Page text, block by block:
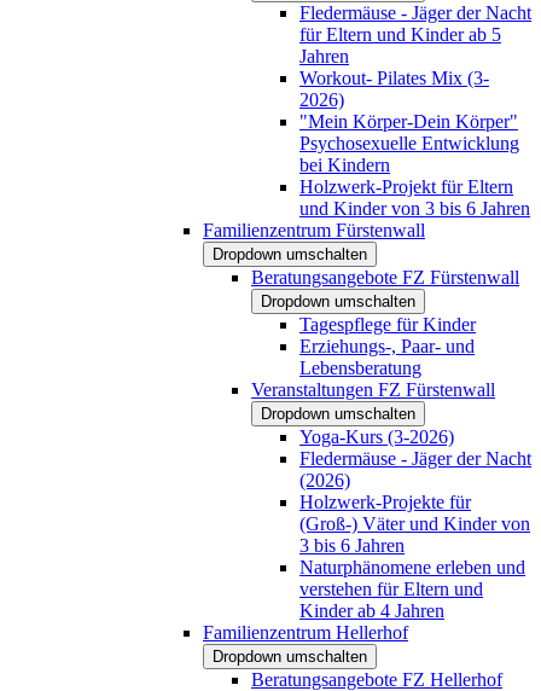
Fledermäuse - Jäger der Nacht
für Eltern und Kinder ab 5
Jahren
Workout- Pilates Mix (3-
2026)
"Mein Körper-Dein Körper"
Psychosexuelle Entwicklung
bei Kindern
Holzwerk-Projekt für Eltern
und Kinder von 3 bis 6 Jahren
Familienzentrum Fürstenwall
Dropdown umschalten
Beratungsangebote FZ Fürstenwall
Dropdown umschalten
Tagespflege für Kinder
Erziehungs-, Paar- und
Lebensberatung
Veranstaltungen FZ Fürstenwall
Dropdown umschalten
Yoga-Kurs (3-2026)
Fledermäuse - Jäger der Nacht
(2026)
Holzwerk-Projekte für
(Groß-) Väter und Kinder von
3 bis 6 Jahren
Naturphänomene erleben und
verstehen für Eltern und
Kinder ab 4 Jahren
Familienzentrum Hellerhof
Dropdown umschalten
Beratungsangebote FZ Hellerhof